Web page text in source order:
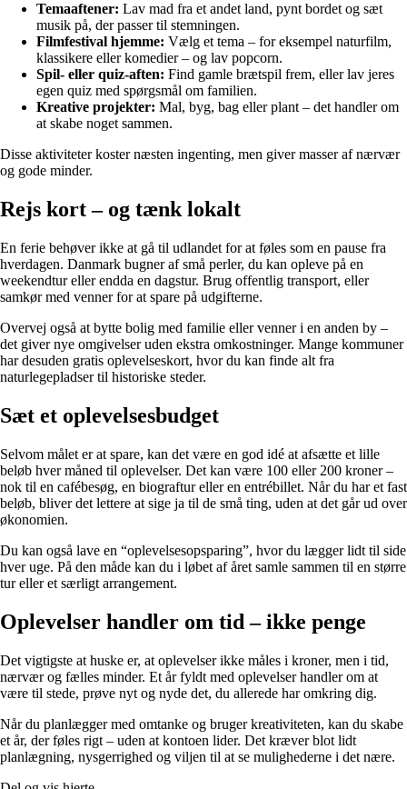
Temaaftener: Lav mad fra et andet land, pynt bordet og sæt
musik på, der passer til stemningen.
Filmfestival hjemme: Vælg et tema – for eksempel naturfilm,
klassikere eller komedier – og lav popcorn.
Spil- eller quiz-aften: Find gamle brætspil frem, eller lav jeres
egen quiz med spørgsmål om familien.
Kreative projekter: Mal, byg, bag eller plant – det handler om
at skabe noget sammen.
Disse aktiviteter koster næsten ingenting, men giver masser af nærvær
og gode minder.
Rejs kort – og tænk lokalt
En ferie behøver ikke at gå til udlandet for at føles som en pause fra
hverdagen. Danmark bugner af små perler, du kan opleve på en
weekendtur eller endda en dagstur. Brug offentlig transport, eller
samkør med venner for at spare på udgifterne.
Overvej også at bytte bolig med familie eller venner i en anden by –
det giver nye omgivelser uden ekstra omkostninger. Mange kommuner
har desuden gratis oplevelseskort, hvor du kan finde alt fra
naturlegepladser til historiske steder.
Sæt et oplevelsesbudget
Selvom målet er at spare, kan det være en god idé at afsætte et lille
beløb hver måned til oplevelser. Det kan være 100 eller 200 kroner –
nok til en cafébesøg, en biograftur eller en entrébillet. Når du har et fast
beløb, bliver det lettere at sige ja til de små ting, uden at det går ud over
økonomien.
Du kan også lave en “oplevelsesopsparing”, hvor du lægger lidt til side
hver uge. På den måde kan du i løbet af året samle sammen til en større
tur eller et særligt arrangement.
Oplevelser handler om tid – ikke penge
Det vigtigste at huske er, at oplevelser ikke måles i kroner, men i tid,
nærvær og fælles minder. Et år fyldt med oplevelser handler om at
være til stede, prøve nyt og nyde det, du allerede har omkring dig.
Når du planlægger med omtanke og bruger kreativiteten, kan du skabe
et år, der føles rigt – uden at kontoen lider. Det kræver blot lidt
planlægning, nysgerrighed og viljen til at se mulighederne i det nære.